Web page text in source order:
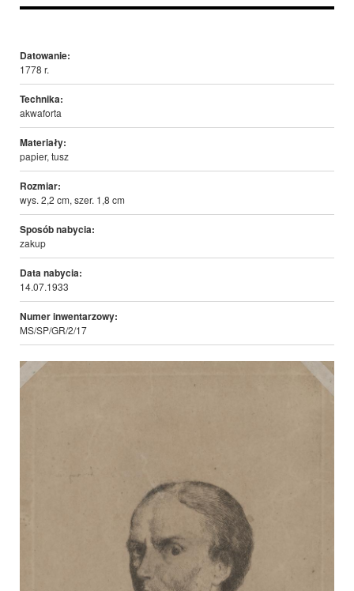
Datowanie:
1778 r.
Technika:
akwaforta
Materiały:
papier, tusz
Rozmiar:
wys. 2,2 cm, szer. 1,8 cm
Sposób nabycia:
zakup
Data nabycia:
14.07.1933
Numer inwentarzowy:
MS/SP/GR/2/17